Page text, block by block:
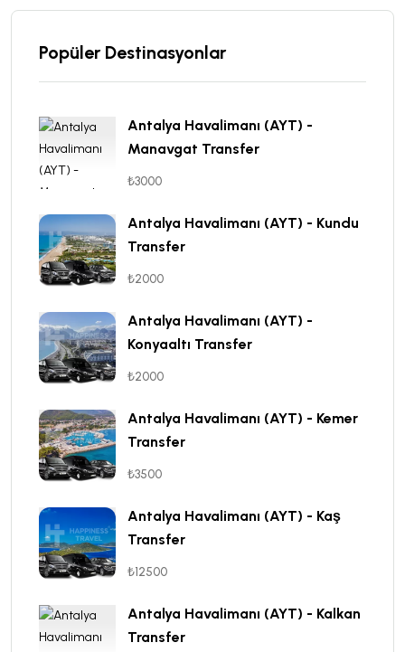
Popüler Destinasyonlar
Antalya Havalimanı (AYT) -
Manavgat Transfer
₺3000
Antalya Havalimanı (AYT) - Kundu
Transfer
₺2000
Antalya Havalimanı (AYT) -
Konyaaltı Transfer
₺2000
Antalya Havalimanı (AYT) - Kemer
Transfer
₺3500
Antalya Havalimanı (AYT) - Kaş
Transfer
₺12500
Antalya Havalimanı (AYT) - Kalkan
Transfer